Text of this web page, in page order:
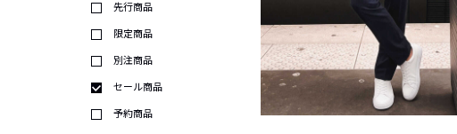
先行商品
限定商品
別注商品
セール商品
予約商品